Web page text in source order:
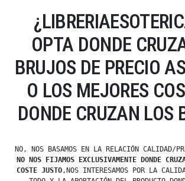
OPTA DONDE
BRUJOS DE PRECIO
O LOS MEJORES
DONDE CRUZAN LOS
NO, NOS BASAMOS EN LA RELACIÓN CALIDAD/
NO NOS FIJAMOS EXCLUSIVAMENTE DONDE
COSTE JUSTO,NOS INTERESAMOS POR LA